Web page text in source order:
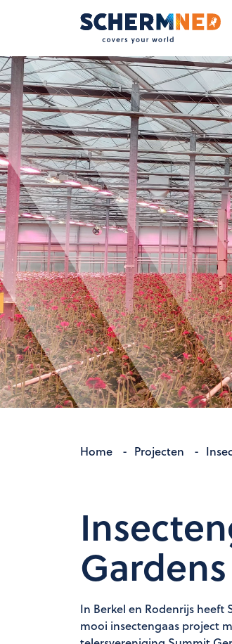
Home - Projecten -
In Berkel en Rodenrijs heeft
mooi insectengaas project